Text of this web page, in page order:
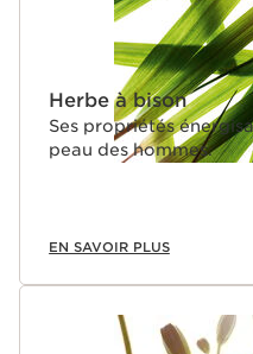
Herbe à bison
Ses propriétés
peau des hommes.
EN SAVOIR PLUS